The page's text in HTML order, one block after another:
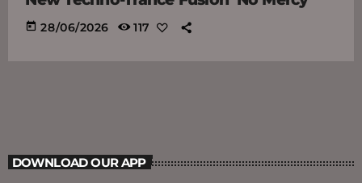
today 28/06/2026 117
DOWNLOAD OUR APP